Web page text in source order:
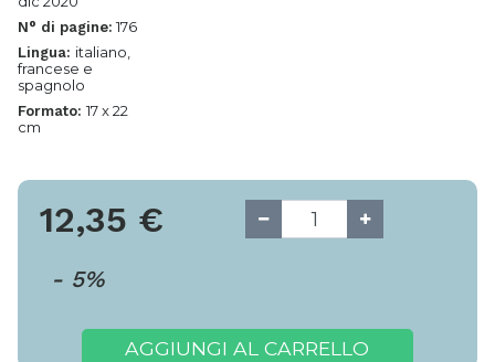
N° di pagine: 176
Lingua: italiano,
francese e
spagnolo
Formato: 17 x 22
cm
12,35 €
- 5%
AGGIUNGI AL CARRELLO